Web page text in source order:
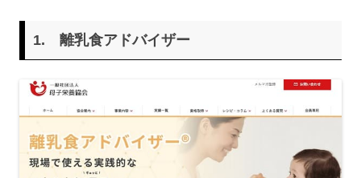
1. 離乳食アドバイザー